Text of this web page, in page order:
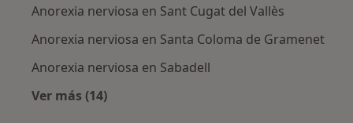
Anorexia nerviosa en Sant Cugat del Vallès
Anorexia nerviosa en Santa Coloma de Gramenet
Anorexia nerviosa en Sabadell
Ver más (14)